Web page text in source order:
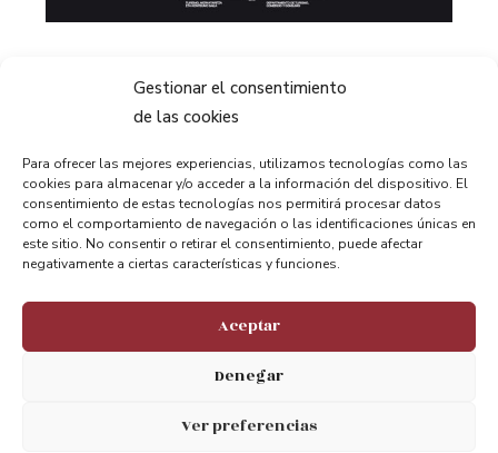
Gestionar el consentimiento
de las cookies
Para ofrecer las mejores experiencias, utilizamos tecnologías como las
cookies para almacenar y/o acceder a la información del dispositivo. El
consentimiento de estas tecnologías nos permitirá procesar datos
como el comportamiento de navegación o las identificaciones únicas en
este sitio. No consentir o retirar el consentimiento, puede afectar
negativamente a ciertas características y funciones.
Aceptar
Denegar
Ver preferencias
Compartir:
Goming desde el Puente Bizkaia